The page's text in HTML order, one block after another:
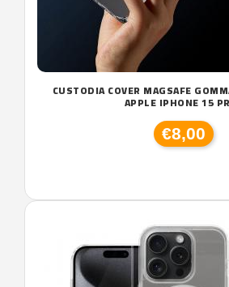
CUSTODIA COVER MAGSAFE
APPLE IPHONE 15
€8,00